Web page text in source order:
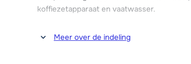
koffiezetapparaat en vaatwasser.
Vijf slaapkamers in totaal, waarvan twee
Meer over de indeling